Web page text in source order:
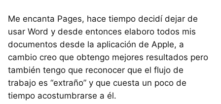
Me encanta Pages, hace tiempo decidí dejar de
usar Word y desde entonces elaboro todos mis
documentos desde la aplicación de Apple, a
cambio creo que obtengo mejores resultados pero
también tengo que reconocer que el flujo de
trabajo es “extraño” y que cuesta un poco de
tiempo acostumbrarse a él.